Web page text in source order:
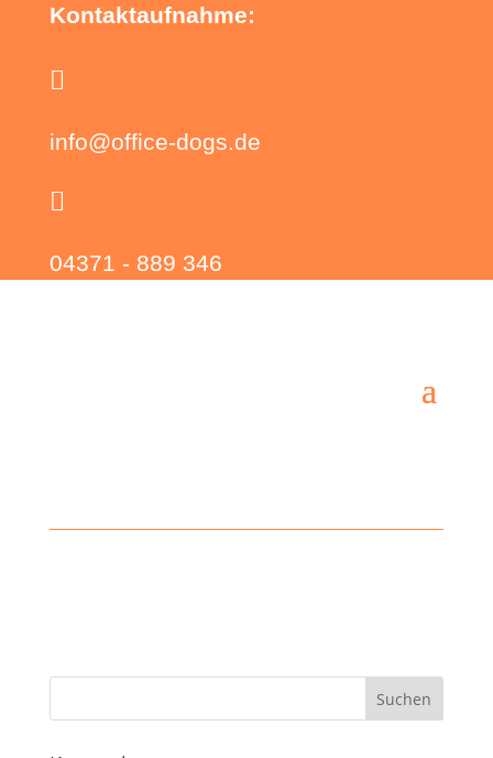
Kontaktaufnahme:

info@office-dogs.de

04371 - 889 346